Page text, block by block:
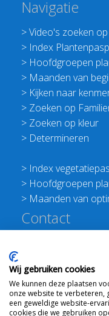
Navigatie
>Video's zoeken
> Index
> Hoofdgroepen
> Maanden van
> Kijken naar
> Zoeken op
> Zoeken op kleur
> Determineren
> Index
> Hoofdgroepen
> Maanden van
Contact
E:
Plein 1992 70F
T: 06 41237586
Wij gebruiken cookies
We kunnen deze plaatsen
onze website te
een geweldige website-
cookies die we gebruiken